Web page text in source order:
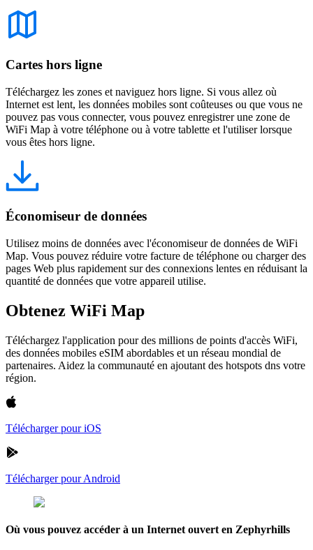
Cartes hors ligne
Téléchargez les zones et naviguez hors ligne. Si vous allez où
Internet est lent, les données mobiles sont coûteuses ou que vous ne
pouvez pas vous connecter, vous pouvez enregistrer une zone de
WiFi Map à votre téléphone ou à votre tablette et l'utiliser lorsque
vous êtes hors ligne.
Économiseur de données
Utilisez moins de données avec l'économiseur de données de WiFi
Map. Vous pouvez réduire votre facture de téléphone ou charger des
pages Web plus rapidement sur des connexions lentes en réduisant la
quantité de données que votre appareil utilise.
Obtenez WiFi Map
Téléchargez l'application pour des millions de points d'accès WiFi,
des données mobiles eSIM abordables et un réseau mondial de
partenaires. Aidez la communauté en ajoutant des hotspots dns votre
région.
Télécharger pour iOS
Télécharger pour Android
Où vous pouvez accéder à un Internet ouvert en Zephyrhills